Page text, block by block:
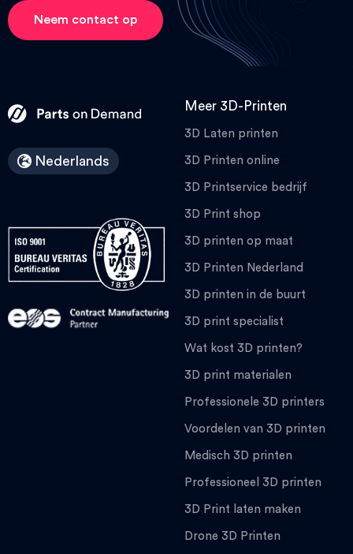
Neem contact op
Nederlands
Meer 3D-Printen
3D Laten printen
3D Printen online
3D Printservice bedrijf
3D Print shop
3D printen op maat
3D Printen Nederland
3D printen in de buurt
3D print specialist
Wat kost 3D printen?
3D print materialen
Professionele 3D printers
Voordelen van 3D printen
Medisch 3D printen
Professioneel 3D printen
3D Print laten maken
Drone 3D Printen